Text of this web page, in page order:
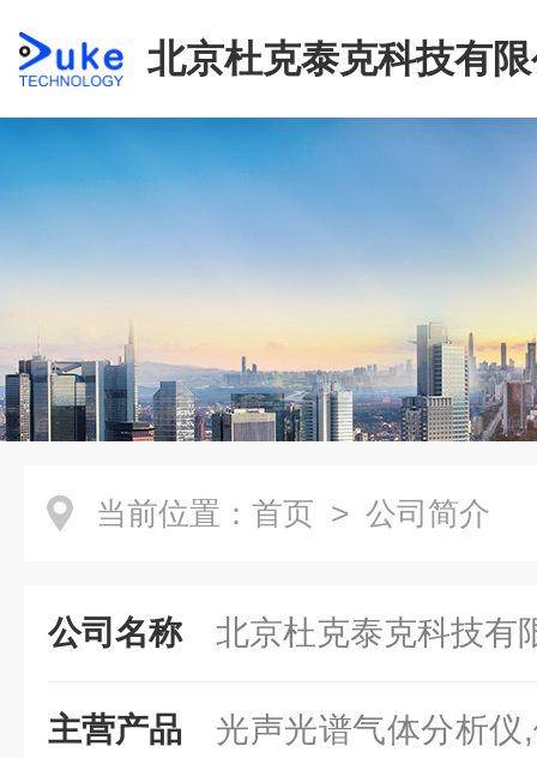
北京杜克泰克科技有
当前位置： 首页 > 公司简介
公司名称 北京杜克泰克科技有
主营产品
光声光谱气体分析